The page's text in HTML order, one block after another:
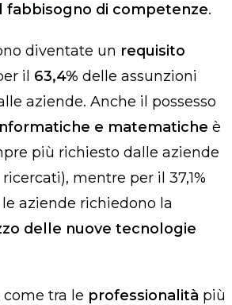
fabbisogno di competenze.
diventate un requisito
il 63,4% delle assunzioni
aziende. Anche il possesso
e matematiche è
più richiesto dalle aziende
mentre per il 37,1%
aziende richiedono la
delle nuove tecnologie
tra le professionalità più